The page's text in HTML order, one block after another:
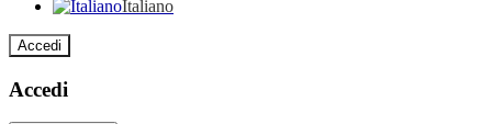
Italiano
Accedi
Accedi